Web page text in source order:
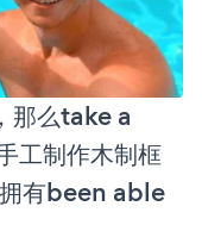
那么take a
工制作木制框
有been able